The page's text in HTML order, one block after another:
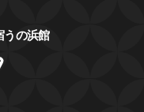
の浜館